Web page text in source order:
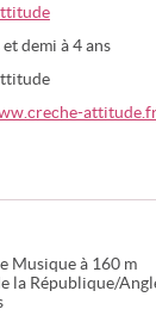
demi à 4 ans
Musique à 160 m
la République/